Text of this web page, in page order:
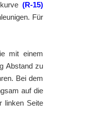
(R-15)
Für
mit einem
Abstand zu
Bei dem
auf die
linken Seite